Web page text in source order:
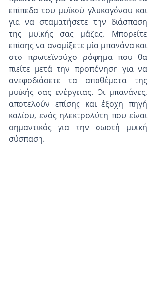
επίπεδα του μυϊκού γλυκογόνου και
για να σταματήσετε την διάσπαση
της μυϊκής σας μάζας. Μπορείτε
επίσης να αναμίξετε μία μπανάνα και
στο πρωτεϊνούχο ρόφημα που θα
πιείτε μετά την προπόνηση για να
ανεφοδιάσετε τα αποθέματα της
μυϊκής σας ενέργειας. Οι μπανάνες,
αποτελούν επίσης και έξοχη πηγή
καλίου, ενός ηλεκτρολύτη που είναι
σημαντικός για την σωστή μυική
σύσπαση.